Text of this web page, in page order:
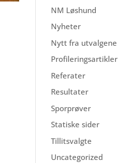
NM Løshund
Nyheter
Nytt fra utvalgene
Profileringsartikler
Referater
Resultater
Sporprøver
Statiske sider
Tillitsvalgte
Uncategorized